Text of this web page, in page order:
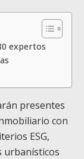
expertos
presentes
con
ESG,
urbanísticos